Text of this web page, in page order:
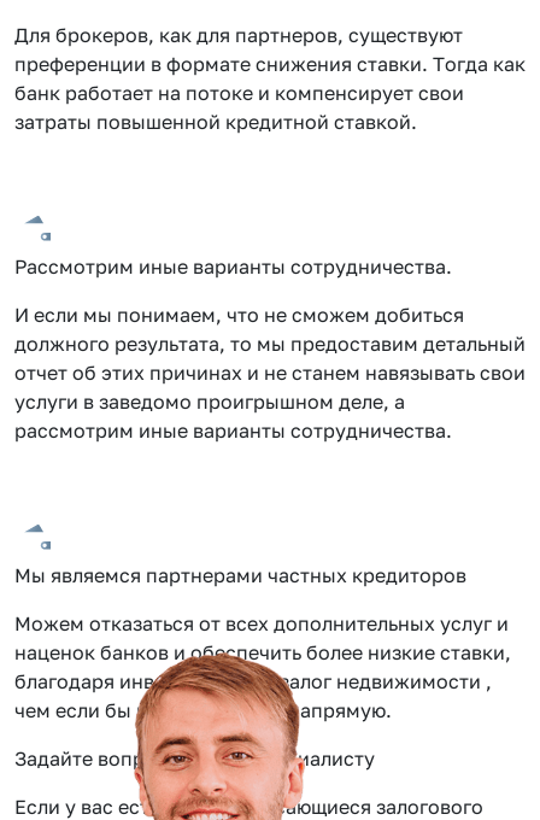
Для брокеров, как для партнеров, существуют
преференции в формате снижения ставки. Тогда как
банк работает на потоке и компенсирует свои
затраты повышенной кредитной ставкой.
Рассмотрим иные варианты сотрудничества.
И если мы понимаем, что не сможем добиться
должного результата, то мы предоставим детальный
отчет об этих причинах и не станем навязывать свои
услуги в заведомо проигрышном деле, а
рассмотрим иные варианты сотрудничества.
Мы являемся партнерами частных кредиторов
Можем отказаться от всех дополнительных услуг и
наценок банков и обеспечить более низкие ставки,
благодаря инвестиции под залог недвижимости ,
чем если бы вы обращались напрямую.
Задайте вопрос нашему специалисту
Если у вас есть вопросы касающиеся залогового